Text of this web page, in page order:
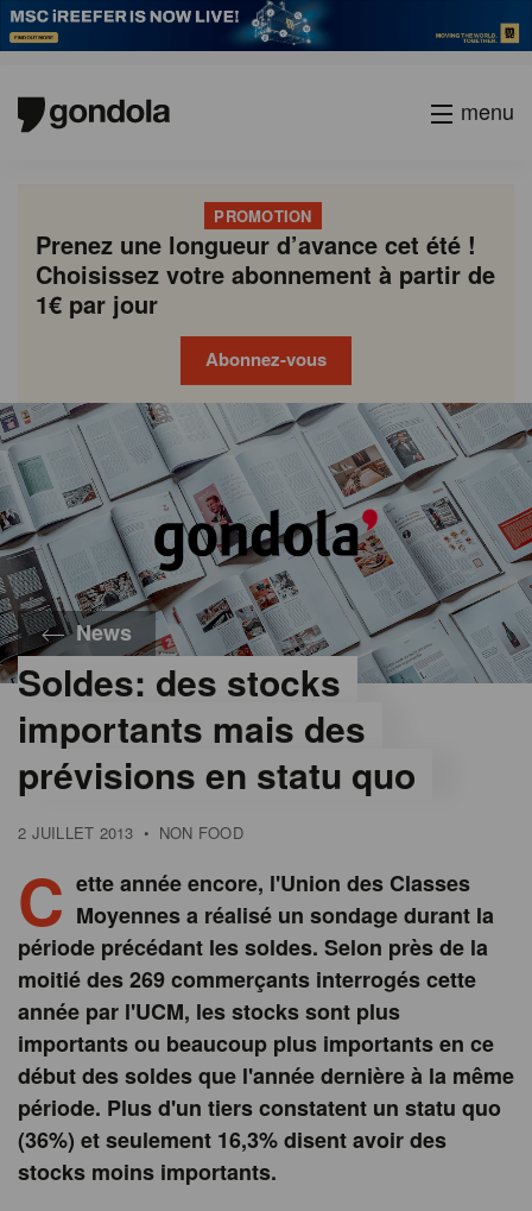
menu
PROMOTION
Prenez une longueur d’avance cet été !
Choisissez votre abonnement à partir de
1€ par jour
Abonnez-vous
News
Soldes: des stocks
importants mais des
prévisions en statu quo
2 JUILLET 2013 • NON FOOD
C ette année encore, l'Union des Classes
Moyennes a réalisé un sondage durant la
période précédant les soldes. Selon près de la
moitié des 269 commerçants interrogés cette
année par l'UCM, les stocks sont plus
importants ou beaucoup plus importants en ce
début des soldes que l'année dernière à la même
période. Plus d'un tiers constatent un statu quo
(36%) et seulement 16,3% disent avoir des
stocks moins importants.
Gondola
academy
Gondola
society